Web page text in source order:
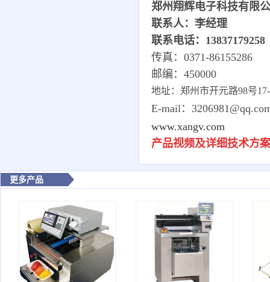
郑州翔辉电子科技有限
联系人：李经理
联系电话：13837179258
传真：0371-86155286
邮编：450000
地址：郑州市开元路98号
E-mail：
www.xangv.com
产品视频及详细技术方
更多产品